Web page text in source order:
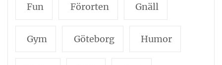
Fun Förorten Gnäll
Gym Göteborg Humor